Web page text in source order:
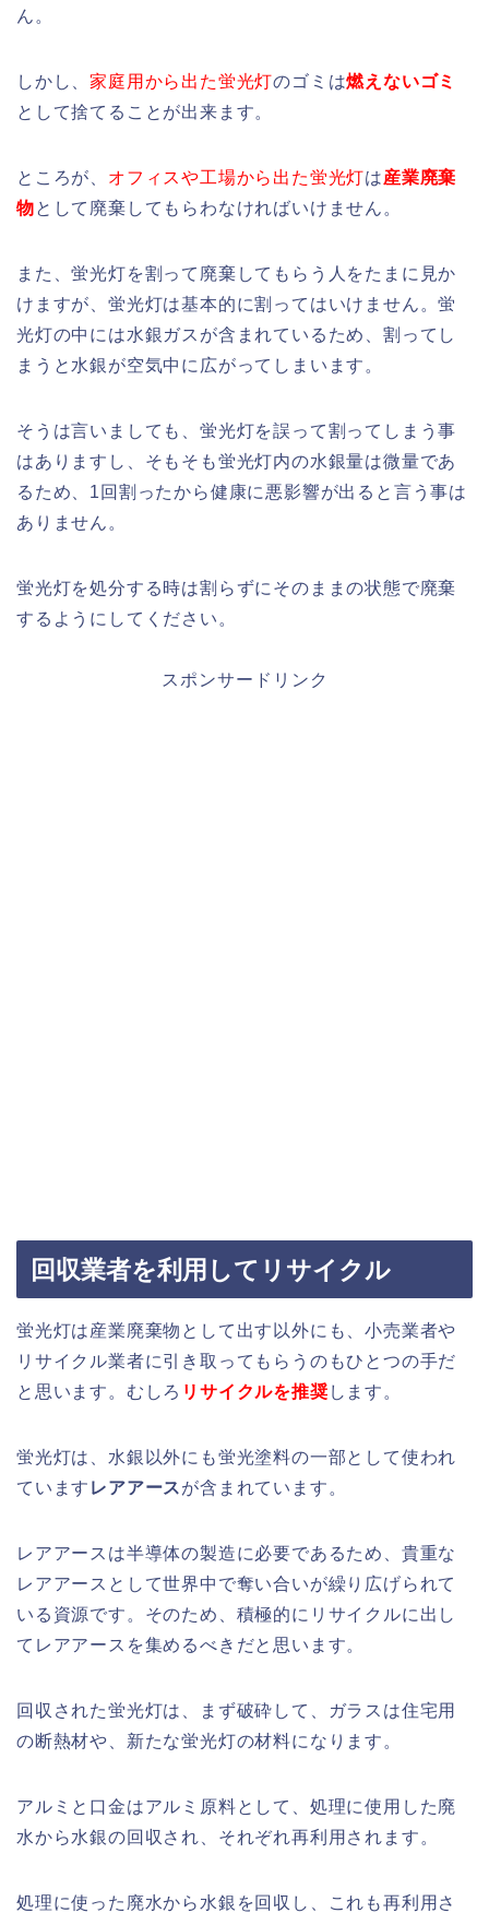
ん。
しかし、家庭用から出た蛍光灯のゴミは燃えないゴミ
として捨てることが出来ます。
ところが、 オフィスや工場から出た蛍光灯は産業廃棄
物として廃棄してもらわなければいけません。
また、蛍光灯を割って廃棄してもらう人をたまに見か
けますが、蛍光灯は基本的に割ってはいけません。蛍
光灯の中には水銀ガスが含まれているため、割ってし
まうと水銀が空気中に広がってしまいます。
そうは言いましても、蛍光灯を誤って割ってしまう事
はありますし、そもそも蛍光灯内の水銀量は微量であ
るため、1回割ったから健康に悪影響が出ると言う事は
ありません。
蛍光灯を処分する時は割らずにそのままの状態で廃棄
するようにしてください。
スポンサードリンク
回収業者を利用してリサイクル
蛍光灯は産業廃棄物として出す以外にも、小売業者や
リサイクル業者に引き取ってもらうのもひとつの手だ
と思います。むしろ リサイクルを推奨 します。
蛍光灯は、水銀以外にも蛍光塗料の一部として使われ
ています レアアースが含まれています。
レアアースは半導体の製造に必要であるため、貴重な
レアアースとして世界中で奪い合いが繰り広げられて
いる資源です。そのため、積極的にリサイクルに出し
てレアアースを集めるべきだと思います。
回収された蛍光灯は、まず破砕して、ガラスは住宅用
の断熱材や、新たな蛍光灯の材料になります。
アルミと口金はアルミ原料として、処理に使用した廃
水から水銀の回収され、それぞれ再利用されます。
処理に使った廃水から水銀を回収し、これも再利用さ